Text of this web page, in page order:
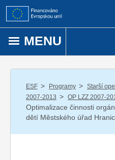
Přejít k obsahu
MENU
ESF / Programy / Starší
2007-2013 / OP LZZ 2007-
Optimalizace činnosti
dětí Městského úřad